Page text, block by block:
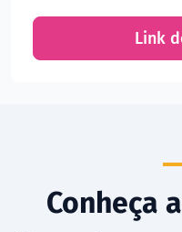
Link
Conheça